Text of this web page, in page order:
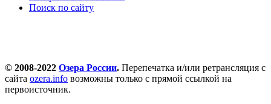
Поиск по сайту
© 2008-2022 Озера России. Перепечатка и/или ретрансляция с
сайта ozera.info возможны только с прямой ссылкой на
первоисточник.